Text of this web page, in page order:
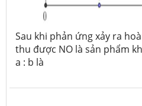
Sau khi phản ứng xảy ra
thu được NO là sản phẩm
a : b là